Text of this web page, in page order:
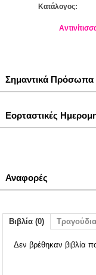
Κατάλογος:
Σημαντικά Πρόσωπα
Εορταστικές
Αναφορές
Βιβλία (0)
Δεν βρέθηκαν βιβλία